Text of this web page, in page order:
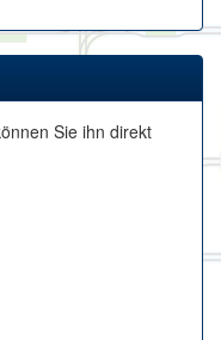
Sie ihn direkt